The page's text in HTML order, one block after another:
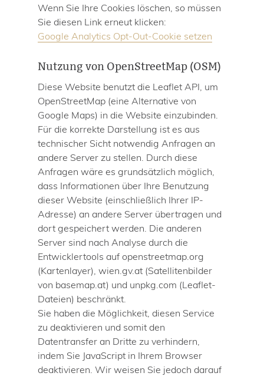
Wenn Sie Ihre Cookies löschen, so müssen
Sie diesen Link erneut klicken:
Google Analytics Opt-Out-Cookie setzen
Nutzung von OpenStreetMap (OSM)
Diese Website benutzt die Leaflet API, um
OpenStreetMap (eine Alternative von
Google Maps) in die Website einzubinden.
Für die korrekte Darstellung ist es aus
technischer Sicht notwendig Anfragen an
andere Server zu stellen. Durch diese
Anfragen wäre es grundsätzlich möglich,
dass Informationen über Ihre Benutzung
dieser Website (einschließlich Ihrer IP-
Adresse) an andere Server übertragen und
dort gespeichert werden. Die anderen
Server sind nach Analyse durch die
Entwicklertools auf openstreetmap.org
(Kartenlayer), wien.gv.at (Satellitenbilder
von basemap.at) und unpkg.com (Leaflet-
Dateien) beschränkt.
Sie haben die Möglichkeit, diesen Service
zu deaktivieren und somit den
Datentransfer an Dritte zu verhindern,
indem Sie JavaScript in Ihrem Browser
deaktivieren. Wir weisen Sie jedoch darauf